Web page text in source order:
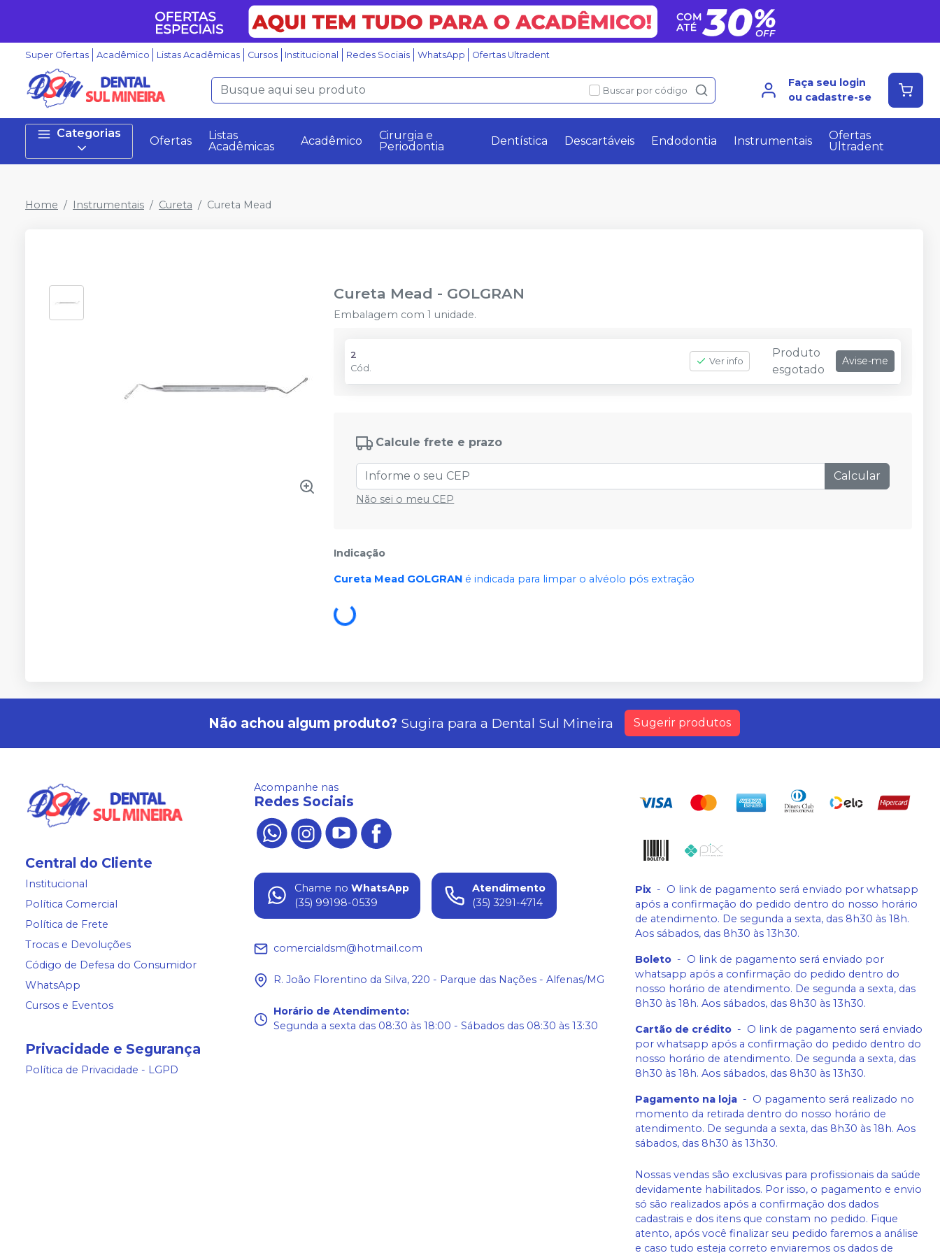
Super Ofertas Acadêmico Listas Acadêmicas Cursos Institucional Redes Sociais WhatsApp Ofertas Ultradent
Buscar por código
Faça seu login
ou cadastre-se
Categorias
Ofertas
Listas
Acadêmicas
Acadêmico
Cirurgia e
Periodontia
Dentística Descartáveis Endodontia Instrumentais
Ofertas
Ultradent
Home Instrumentais Cureta Cureta Mead
Cureta Mead - GOLGRAN
Embalagem com 1 unidade.
2
Cód.
Ver info
Produto
esgotado
Avise-me
Calcule frete e prazo
Calcular
Não sei o meu CEP
Indicação
Cureta Mead GOLGRAN é indicada para limpar o alvéolo pós extração
Não achou algum produto? Sugira para a Dental Sul Mineira Sugerir produtos
Central do Cliente
Institucional
Política Comercial
Política de Frete
Trocas e Devoluções
Código de Defesa do Consumidor
WhatsApp
Cursos e Eventos
Privacidade e Segurança
Política de Privacidade - LGPD
Acompanhe nas
Redes Sociais
Chame no WhatsApp
(35) 99198-0539
Atendimento
(35) 3291-4714
comercialdsm@hotmail.com
R. João Florentino da Silva, 220 - Parque das Nações - Alfenas/MG
Horário de Atendimento:
Segunda a sexta das 08:30 às 18:00 - Sábados das 08:30 às 13:30
Pix - O link de pagamento será enviado por whatsapp
após a confirmação do pedido dentro do nosso horário
de atendimento. De segunda a sexta, das 8h30 às 18h.
Aos sábados, das 8h30 às 13h30.
Boleto - O link de pagamento será enviado por
whatsapp após a confirmação do pedido dentro do
nosso horário de atendimento. De segunda a sexta, das
8h30 às 18h. Aos sábados, das 8h30 às 13h30.
Cartão de crédito - O link de pagamento será enviado
por whatsapp após a confirmação do pedido dentro do
nosso horário de atendimento. De segunda a sexta, das
8h30 às 18h. Aos sábados, das 8h30 às 13h30.
Pagamento na loja - O pagamento será realizado no
momento da retirada dentro do nosso horário de
atendimento. De segunda a sexta, das 8h30 às 18h. Aos
sábados, das 8h30 às 13h30.
Nossas vendas são exclusivas para profissionais da saúde
devidamente habilitados. Por isso, o pagamento e envio
só são realizados após a confirmação dos dados
cadastrais e dos itens que constam no pedido. Fique
atento, após você finalizar seu pedido faremos a análise
e caso tudo esteja correto enviaremos os dados de